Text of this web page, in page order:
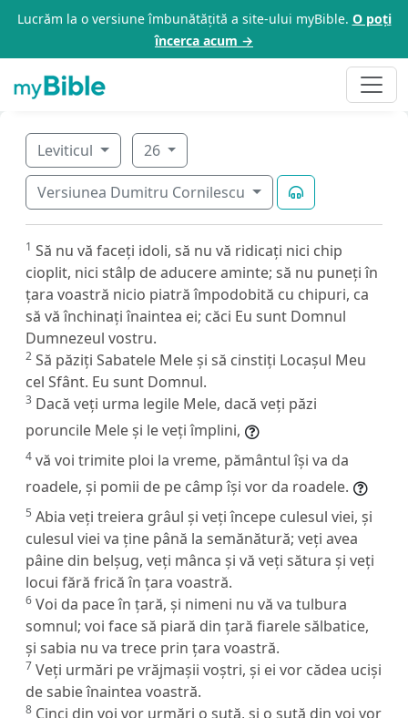
Lucrăm la o versiune îmbunătățită a site-ului myBible. O poți
încerca acum →
Leviticul 26
Versiunea Dumitru Cornilescu
1 Să nu vă faceți idoli, să nu vă ridicați nici chip
cioplit, nici stâlp de aducere aminte; să nu puneți în
țara voastră nicio piatră împodobită cu chipuri, ca
să vă închinați înaintea ei; căci Eu sunt Domnul
Dumnezeul vostru.
2 Să păziți Sabatele Mele și să cinstiți Locașul Meu
cel Sfânt. Eu sunt Domnul.
3 Dacă veți urma legile Mele, dacă veți păzi
poruncile Mele și le veți împlini,
4 vă voi trimite ploi la vreme, pământul își va da
roadele, și pomii de pe câmp își vor da roadele.
5 Abia veți treiera grâul și veți începe culesul viei, și
culesul viei va ține până la semănătură; veți avea
pâine din belșug, veți mânca și vă veți sătura și veți
locui fără frică în țara voastră.
6 Voi da pace în țară, și nimeni nu vă va tulbura
somnul; voi face să piară din țară fiarele sălbatice,
și sabia nu va trece prin țara voastră.
7 Veți urmări pe vrăjmașii voștri, și ei vor cădea uciși
de sabie înaintea voastră.
8 Cinci din voi vor urmări o sută, și o sută din voi vor